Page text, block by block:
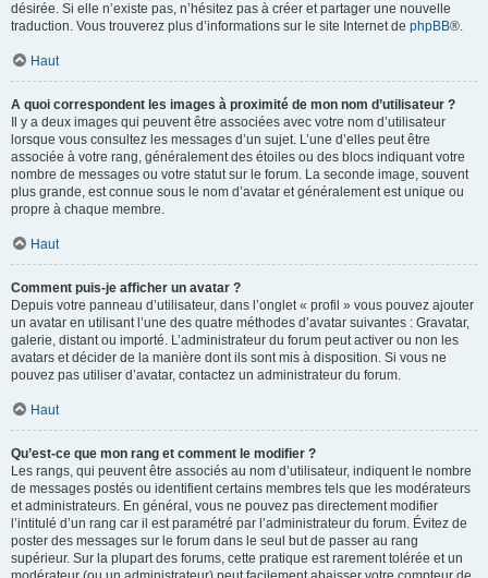
désirée. Si elle n’existe pas, n’hésitez pas à créer et partager une nouvelle
traduction. Vous trouverez plus d’informations sur le site Internet de phpBB®.
Haut
A quoi correspondent les images à proximité de mon nom d’utilisateur ?
Il y a deux images qui peuvent être associées avec votre nom d’utilisateur
lorsque vous consultez les messages d’un sujet. L’une d’elles peut être
associée à votre rang, généralement des étoiles ou des blocs indiquant votre
nombre de messages ou votre statut sur le forum. La seconde image, souvent
plus grande, est connue sous le nom d’avatar et généralement est unique ou
propre à chaque membre.
Haut
Comment puis-je afficher un avatar ?
Depuis votre panneau d’utilisateur, dans l’onglet « profil » vous pouvez ajouter
un avatar en utilisant l’une des quatre méthodes d’avatar suivantes : Gravatar,
galerie, distant ou importé. L’administrateur du forum peut activer ou non les
avatars et décider de la manière dont ils sont mis à disposition. Si vous ne
pouvez pas utiliser d’avatar, contactez un administrateur du forum.
Haut
Qu’est-ce que mon rang et comment le modifier ?
Les rangs, qui peuvent être associés au nom d’utilisateur, indiquent le nombre
de messages postés ou identifient certains membres tels que les modérateurs
et administrateurs. En général, vous ne pouvez pas directement modifier
l’intitulé d’un rang car il est paramétré par l’administrateur du forum. Évitez de
poster des messages sur le forum dans le seul but de passer au rang
supérieur. Sur la plupart des forums, cette pratique est rarement tolérée et un